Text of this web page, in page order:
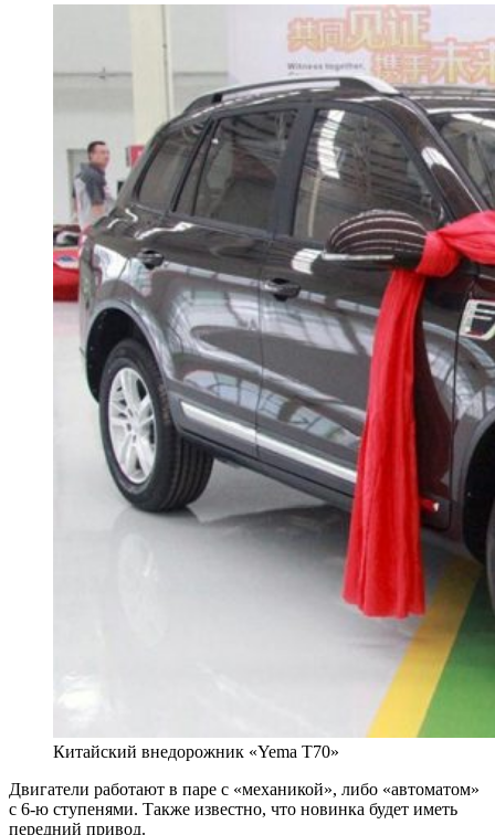
Китайский внедорожник «Yema T70»
Двигатели работают в паре с «механикой», либо «автоматом»
с 6-ю ступенями. Также известно, что новинка будет иметь
передний привод.